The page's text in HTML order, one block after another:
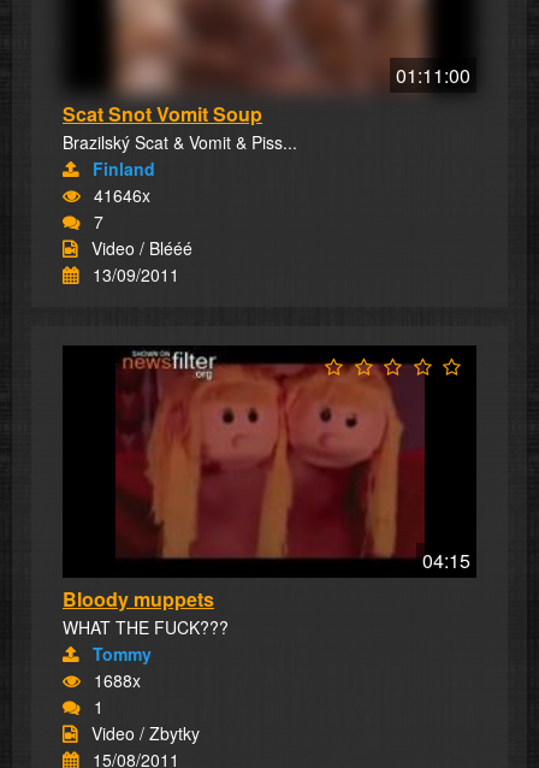
01:11:00
Scat Snot Vomit Soup
Brazilský Scat & Vomit & Piss...
Finland
41646x
7
Video / Blééé
13/09/2011
04:15
Bloody muppets
WHAT THE FUCK???
Tommy
1688x
1
Video / Zbytky
15/08/2011